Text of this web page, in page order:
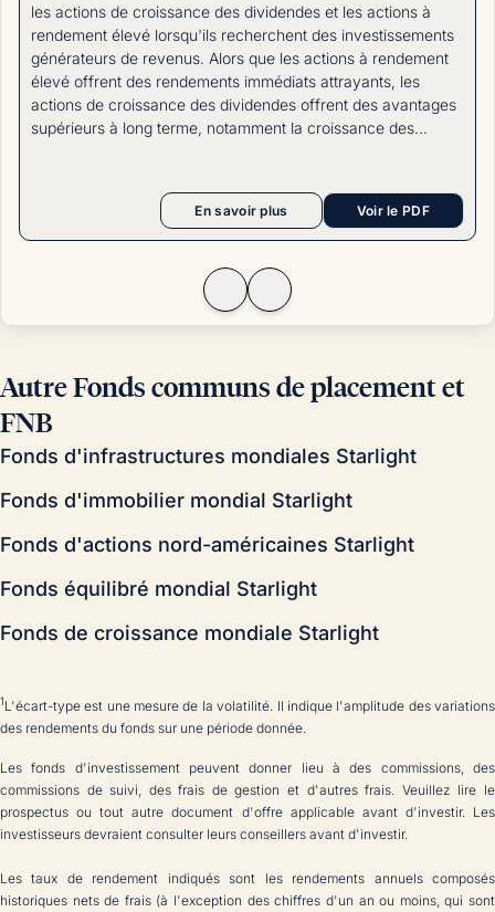
les actions de croissance des dividendes et les actions à
rendement élevé lorsqu'ils recherchent des investissements
générateurs de revenus. Alors que les actions à rendement
élevé offrent des rendements immédiats attrayants, les
actions de croissance des dividendes offrent des avantages
supérieurs à long terme, notamment la croissance des
Catégorie de croissance de dividendes Starlight, explique les
caractéristiques des actions de croissance des dividendes
par rapport aux actions à rendement élevé. Quelle catégorie
affiche-t-elle les meilleurs rendements à long terme?
En savoir plus Voir le PDF
Autre Fonds communs de placement et
FNB
Fonds d'infrastructures mondiales Starlight
Fonds d'immobilier mondial Starlight
Fonds d'actions nord-américaines Starlight
Fonds équilibré mondial Starlight
Fonds de croissance mondiale Starlight
1L'écart-type est une mesure de la volatilité. Il indique l'amplitude des variations
des rendements du fonds sur une période donnée.
Les fonds d'investissement peuvent donner lieu à des commissions, des
commissions de suivi, des frais de gestion et d'autres frais. Veuillez lire le
prospectus ou tout autre document d'offre applicable avant d'investir. Les
investisseurs devraient consulter leurs conseillers avant d'investir.
Les taux de rendement indiqués sont les rendements annuels composés
historiques nets de frais (à l'exception des chiffres d'un an ou moins, qui sont